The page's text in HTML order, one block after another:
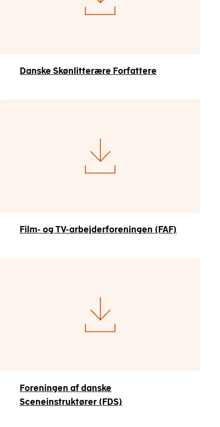
Danske Skønlitterære Forfattere
Film- og TV-arbejderforeningen (FAF)
Foreningen af danske
Sceneinstruktører (FDS)